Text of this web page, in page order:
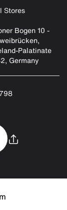
Stores
Bogen 10 -
Palatinate
Germany